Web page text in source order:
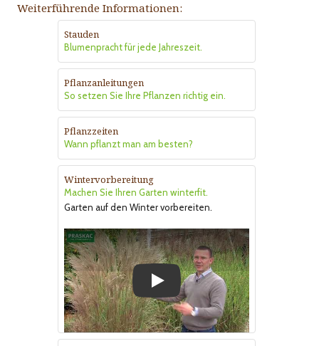
Weiterführende Informationen:
Stauden
Blumenpracht für jede Jahreszeit.
Pflanzanleitungen
So setzen Sie Ihre Pflanzen richtig ein.
Pflanzzeiten
Wann pflanzt man am besten?
Wintervorbereitung
Machen Sie Ihren Garten winterfit.
Garten auf den Winter vorbereiten.